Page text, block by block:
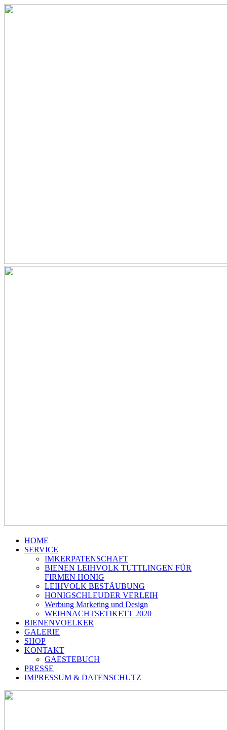
HOME
SERVICE
IMKERPATENSCHAFT
BIENEN LEIHVOLK TUTTLINGEN FÜR
FIRMEN HONIG
LEIHVOLK BESTÄUBUNG
HONIGSCHLEUDER VERLEIH
Werbung Marketing und Design
WEIHNACHTSETIKETT 2020
BIENENVOELKER
GALERIE
SHOP
KONTAKT
GAESTEBUCH
PRESSE
IMPRESSUM & DATENSCHUTZ